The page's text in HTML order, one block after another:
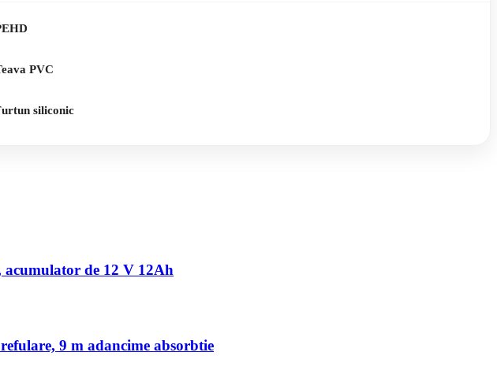
PVC
siliconic
acumulator de 12 V 12Ah
9 m adancime absorbtie